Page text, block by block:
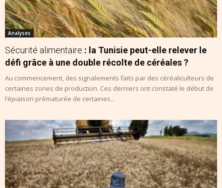
Analyses
Sécurité alimentaire : la Tunisie peut-elle relever le
défi grâce à une double récolte de céréales ?
Au commencement, des signalements faits par des céréaliculteurs de
certaines zones de production. Ces derniers ont constaté le début de
l’épiaison prématurée de certaines...